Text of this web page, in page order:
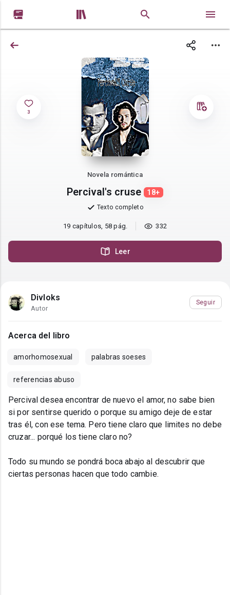
 
3
Novela romántica
Percival's cruse 18+
Texto completo
19 capítulos, 58 pág. 332
Leer
Divloks
Autor
Seguir
Acerca del libro
amorhomosexual palabras soeses
referencias abuso
Percival desea encontrar de nuevo el amor, no sabe bien
si por sentirse querido o porque su amigo deje de estar
tras él, con ese tema. Pero tiene claro que limites no debe
cruzar... porqué los tiene claro no?
Todo su mundo se pondrá boca abajo al descubrir que
ciertas personas hacen que todo cambie.